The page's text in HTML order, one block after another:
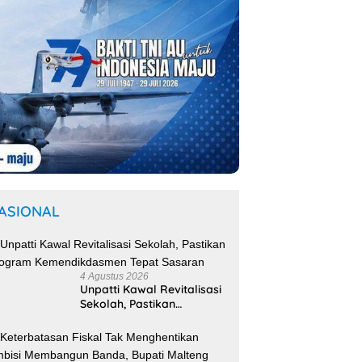
4 Agustus 2026
Unpatti Kawal Revitalisasi
Sekolah, Pastikan
Kemendikdasmen Tepat
Sasaran